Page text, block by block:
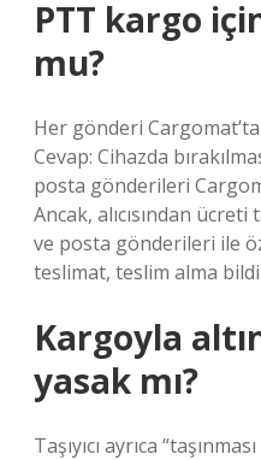
PTT kargo
mu?
Her gönderi
Cevap: Cihazda
posta gönderileri
Ancak, alıcısından
ve posta gönderileri ile
teslimat, teslim alma
Kargoyla
yasak mı?
Taşıyıcı ayrıca